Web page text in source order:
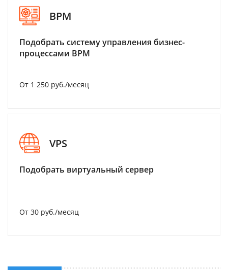
BPM
Подобрать систему управления бизнес-
процессами BPM
От 1 250 руб./месяц
VPS
Подобрать виртуальный сервер
От 30 руб./месяц